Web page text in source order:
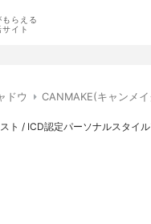
らえる
イト
ドウ CANMAKE(キャンメ
ト / ICD認定パーソナルスタイ